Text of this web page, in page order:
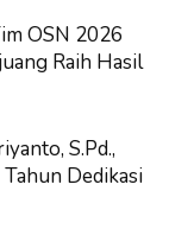
OSN 2026
Raih Hasil
S.Pd.,
Dedikasi